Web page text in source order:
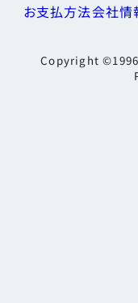
お支払方法会社情
Copyright